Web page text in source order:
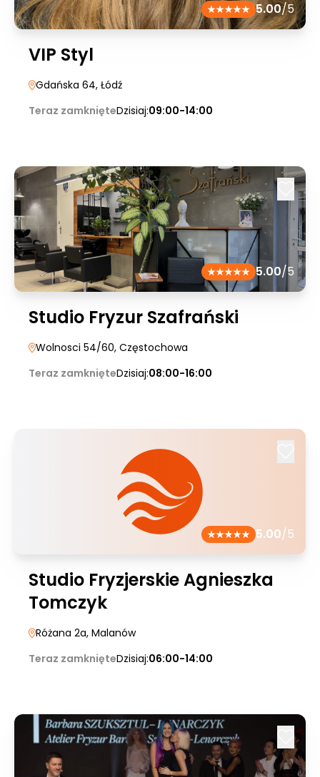
5.00/5
VIP Styl
Gdańska 64, Łódź
Teraz zamknięteDzisiaj:09:00-14:00
5.00/5
Studio Fryzur Szafrański
Wolnosci 54/60, Częstochowa
Teraz zamknięteDzisiaj:08:00-16:00
5.00/5
Studio Fryzjerskie Agnieszka
Tomczyk
Różana 2a, Malanów
Teraz zamknięteDzisiaj:06:00-14:00